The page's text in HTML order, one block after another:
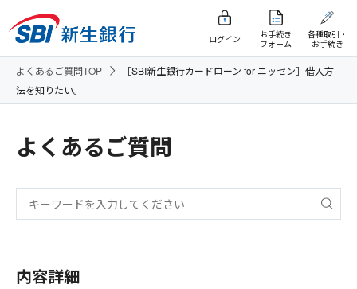
ログイン
お手続き
フォーム
各種取引・
お手続き
よくあるご質問TOP
［SBI新生銀行カードローン for ニッセン］借入方
法を知りたい。
よくあるご質問
内容詳細